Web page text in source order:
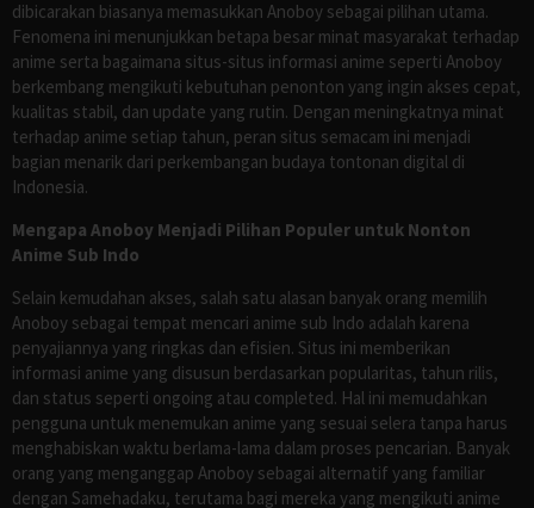
dibicarakan biasanya memasukkan Anoboy sebagai pilihan utama.
Fenomena ini menunjukkan betapa besar minat masyarakat terhadap
anime serta bagaimana situs-situs informasi anime seperti Anoboy
berkembang mengikuti kebutuhan penonton yang ingin akses cepat,
kualitas stabil, dan update yang rutin. Dengan meningkatnya minat
terhadap anime setiap tahun, peran situs semacam ini menjadi
bagian menarik dari perkembangan budaya tontonan digital di
Indonesia.
Mengapa Anoboy Menjadi Pilihan Populer untuk Nonton
Anime Sub Indo
Selain kemudahan akses, salah satu alasan banyak orang memilih
Anoboy sebagai tempat mencari anime sub Indo adalah karena
penyajiannya yang ringkas dan efisien. Situs ini memberikan
informasi anime yang disusun berdasarkan popularitas, tahun rilis,
dan status seperti ongoing atau completed. Hal ini memudahkan
pengguna untuk menemukan anime yang sesuai selera tanpa harus
menghabiskan waktu berlama-lama dalam proses pencarian. Banyak
orang yang menganggap Anoboy sebagai alternatif yang familiar
dengan Samehadaku, terutama bagi mereka yang mengikuti anime